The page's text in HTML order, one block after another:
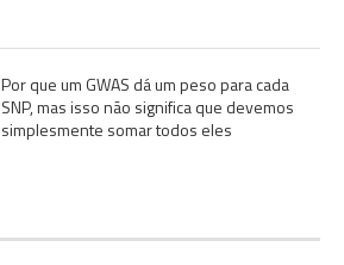
Por que um GWAS dá um peso para cada
SNP, mas isso não significa que devemos
simplesmente somar todos eles